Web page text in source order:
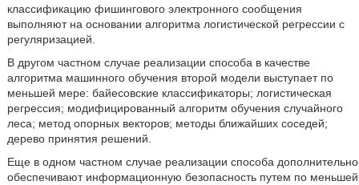
классификацию фишингового электронного сообщения
выполняют на основании алгоритма логистической регрессии с
регуляризацией.
В другом частном случае реализации способа в качестве
алгоритма машинного обучения второй модели выступает по
меньшей мере: байесовские классификаторы; логистическая
регрессия; модифицированный алгоритм обучения случайного
леса; метод опорных векторов; методы ближайших соседей;
дерево принятия решений.
Еще в одном частном случае реализации способа дополнительно
обеспечивают информационную безопасность путем по меньшей